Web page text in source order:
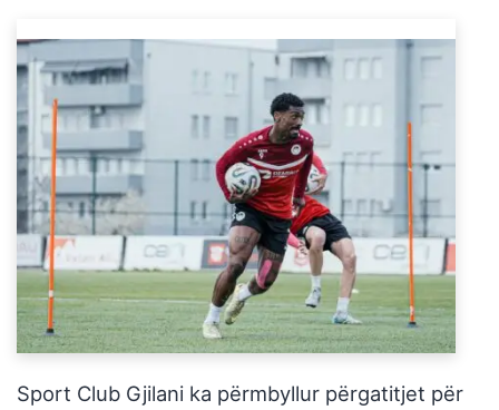
Sport Club Gjilani ka përmbyllur përgatitjet për